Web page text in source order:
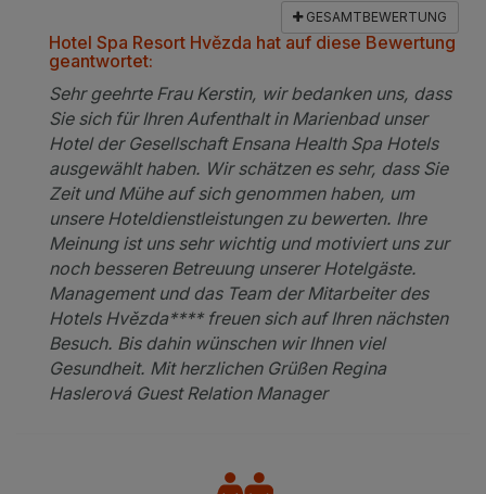
GESAMTBEWERTUNG
Hotel Spa Resort Hvězda hat auf diese Bewertung
geantwortet:
Sehr geehrte Frau Kerstin, wir bedanken uns, dass
Sie sich für Ihren Aufenthalt in Marienbad unser
Hotel der Gesellschaft Ensana Health Spa Hotels
ausgewählt haben. Wir schätzen es sehr, dass Sie
Zeit und Mühe auf sich genommen haben, um
unsere Hoteldienstleistungen zu bewerten. Ihre
Meinung ist uns sehr wichtig und motiviert uns zur
noch besseren Betreuung unserer Hotelgäste.
Management und das Team der Mitarbeiter des
Hotels Hvězda**** freuen sich auf Ihren nächsten
Besuch. Bis dahin wünschen wir Ihnen viel
Gesundheit. Mit herzlichen Grüßen Regina
Haslerová Guest Relation Manager